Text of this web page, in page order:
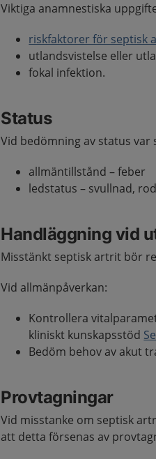
Viktiga anamnestiska
riskfaktorer för septisk
utlandsvistelse eller
fokal infektion.
Status
Vid bedömning av status
allmäntillstånd – feber
ledstatus – svullnad,
Handläggning vid
Misstänkt septisk artrit bör
Vid allmänpåverkan:
Kontrollera
kliniskt kunskapsstöd
Bedöm behov av akut
Provtagningar
Vid misstanke om septisk
att detta försenas av